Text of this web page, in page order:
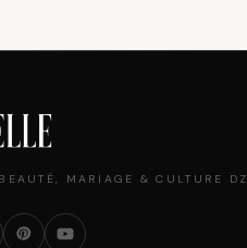
MARIAGE & CULTURE DZ